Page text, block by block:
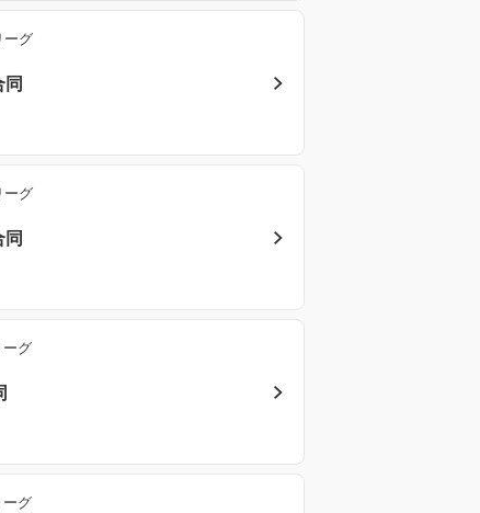
ーグ
同
ーグ
同
グ
グ